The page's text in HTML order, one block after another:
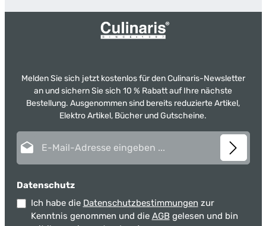
Melden Sie sich jetzt kostenlos für den Culinaris-Newsletter
an und sichern Sie sich 10 % Rabatt auf Ihre nächste
Bestellung. Ausgenommen sind bereits reduzierte Artikel,
Elektro Artikel, Bücher und Gutscheine.
Datenschutz
Ich habe die Datenschutzbestimmungen zur
Kenntnis genommen und die AGB gelesen und bin